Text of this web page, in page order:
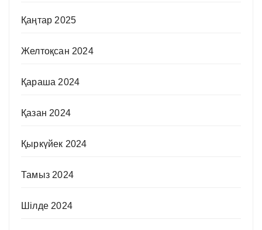
Қаңтар 2025
Желтоқсан 2024
Қараша 2024
Қазан 2024
Қыркүйек 2024
Тамыз 2024
Шілде 2024